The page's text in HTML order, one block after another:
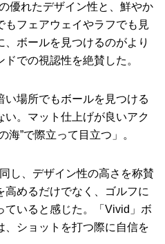
優れたデザイン性と、鮮やか
もフェアウェイやラフでも見
ボールを見つけるのがより
での視認性を絶賛した。
い場所でもボールを見つける
。マット仕上げが良いアク
海”で際立って目立つ」。
し、デザイン性の高さを称賛
高めるだけでなく、ゴルフに
ていると感じた。「Vivid」ボ
、ショットを打つ際に自信を